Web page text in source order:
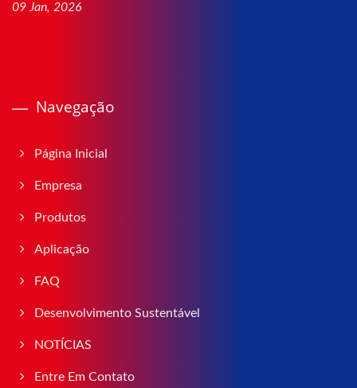
09 Jan, 2026
Navegação
Página Inicial
Empresa
Produtos
Aplicação
FAQ
Desenvolvimento Sustentável
NOTÍCIAS
Entre Em Contato